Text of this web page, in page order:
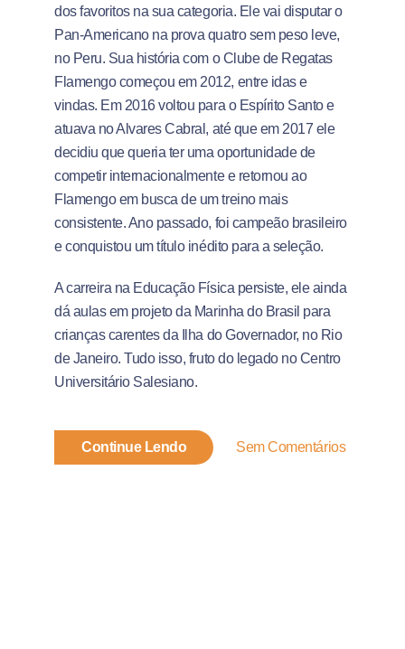
dos favoritos na sua categoria. Ele vai disputar o
Pan-Americano na prova quatro sem peso leve,
no Peru. Sua história com o Clube de Regatas
Flamengo começou em 2012, entre idas e
vindas. Em 2016 voltou para o Espírito Santo e
atuava no Alvares Cabral, até que em 2017 ele
decidiu que queria ter uma oportunidade de
competir internacionalmente e retornou ao
Flamengo em busca de um treino mais
consistente. Ano passado, foi campeão brasileiro
e conquistou um título inédito para a seleção.
A carreira na Educação Física persiste, ele ainda
dá aulas em projeto da Marinha do Brasil para
crianças carentes da Ilha do Governador, no Rio
de Janeiro. Tudo isso, fruto do legado no Centro
Universitário Salesiano.
Continue Lendo Sem Comentários